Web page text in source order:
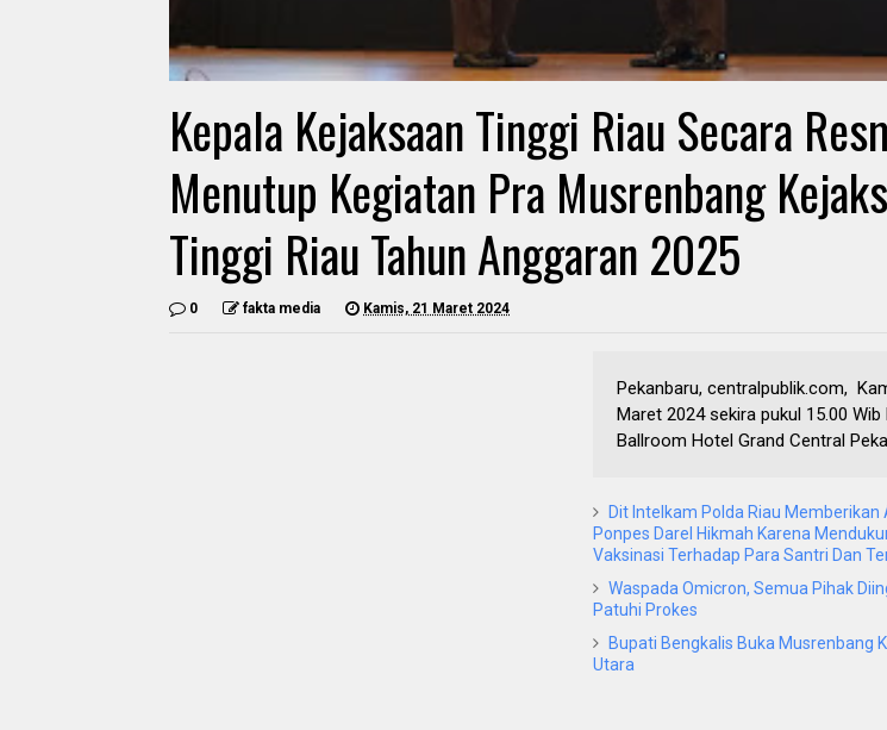
Kepala Kejaksaan Tinggi Riau Secara
Menutup Kegiatan Pra Musrenbang
Tinggi Riau Tahun Anggaran 2025
0 fakta media Kamis, 21 Maret 2024
Pekanbaru, centralpublik.com,
Maret 2024 sekira pukul 15.00
Ballroom Hotel Grand Central
Dit Intelkam Polda Riau Memberikan
Ponpes Darel Hikmah Karena
Vaksinasi Terhadap Para Santri Dan
Waspada Omicron, Semua Pihak
Patuhi Prokes
Bupati Bengkalis Buka Musrenbang
Utara